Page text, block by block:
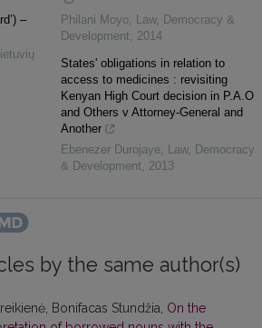
–
Lietuvių
Philani Moyo
Law, Democracy &
Development
2014
States' obligations in relation to
access to medicines : revisiting
Kenyan High Court decision in P.A.O
and Others v Attorney-General and
Another
Ebenezer Durojaye
Law, Democracy
& Development
2013
by the same author(s)
Bonifacas Stundžia, On the